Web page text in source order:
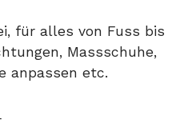
für alles von Fuss bis
Massschuhe,
anpassen etc.